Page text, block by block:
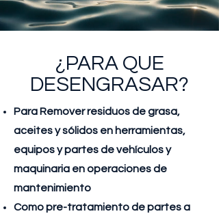
¿PARA QUE
DESENGRASAR?
Para Remover residuos de grasa,
aceites y sólidos en herramientas,
equipos y partes de vehículos y
maquinaria en operaciones de
mantenimiento
Como pre-tratamiento de partes a